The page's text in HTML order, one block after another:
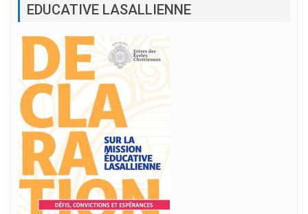
EDUCATIVE LASALLIENNE